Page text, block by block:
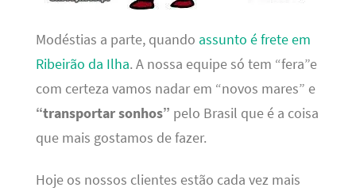
Modéstias a parte, quando assunto é frete em
Ribeirão da Ilha. A nossa equipe só tem “fera”e
com certeza vamos nadar em “novos mares” e
“transportar sonhos” pelo Brasil que é a coisa
que mais gostamos de fazer.
Hoje os nossos clientes estão cada vez mais